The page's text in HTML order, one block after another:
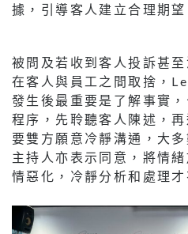
據，引導客人建立合理期望
被問及若收到客人投訴甚
在客人與員工之間取捨，
發生後最重要是了解事實
程序，先聆聽客人陳述，
要雙方願意冷靜溝通，大
主持人亦表示同意，將情
情惡化，冷靜分析和處理才